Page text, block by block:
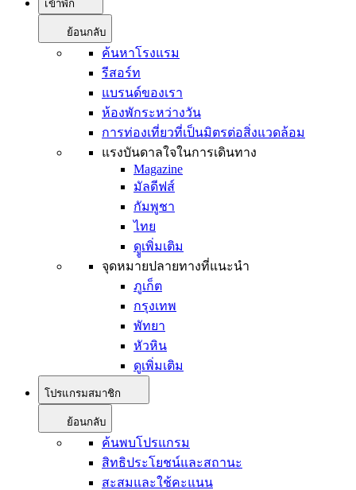
เข้าพัก
ย้อนกลับ
ค้นหาโรงแรม
รีสอร์ท
แบรนด์ของเรา
ห้องพักระหว่างวัน
การท่องเที่ยวที่เป็นมิตรต่อสิ่งแวดล้อม
แรงบันดาลใจในการเดินทาง
Magazine
มัลดีฟส์
กัมพูชา
ไทย
ดููเพิ่มเติม
จุดหมายปลายทางที่แนะนำ
ภูเก็ต
กรุงเทพ
พัทยา
หัวหิน
ดูเพิ่มเติม
โปรแกรมสมาชิก
ย้อนกลับ
ค้นพบโปรแกรม
สิทธิประโยชน์และสถานะ
สะสมและใช้คะแนน